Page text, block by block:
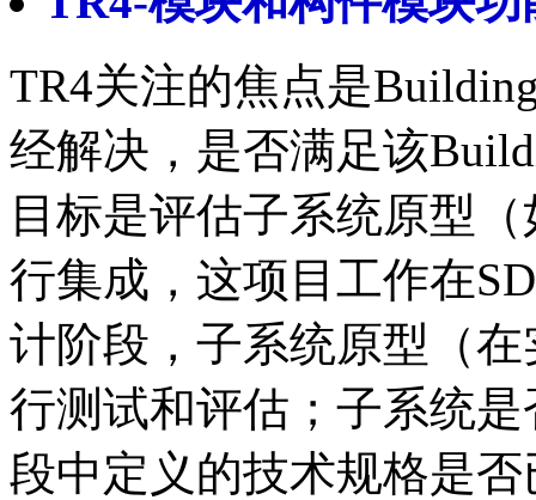
TR4关注的焦点是
经解决，是否满足该
目标是评估子系统原型
行集成，这项目工作在
计阶段，子系统原型（
行测试和评估；子系统
段中定义的技术规格是